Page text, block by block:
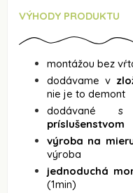
VÝHODY PRODUKTU
montážou bez
dodávame v
nie je to demont
dodávané
príslušenstvom
výroba na
výroba
jednoduchá
(1min)